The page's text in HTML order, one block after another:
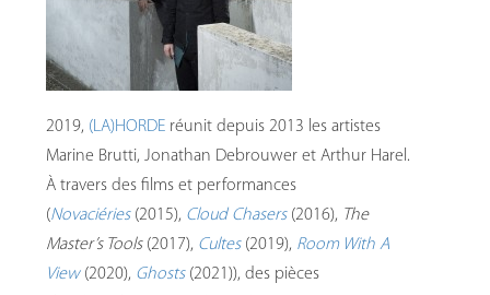
2019, (LA)HORDEréunit depuis 2013 les artistes
Marine Brutti, Jonathan Debrouwer et Arthur Harel.
À travers des films et performances
(Novaciéries (2015), Cloud Chasers(2016), The
Master’s Tools(2017), Cultes(2019), Room With A
View(2020), Ghosts (2021)), des pièces